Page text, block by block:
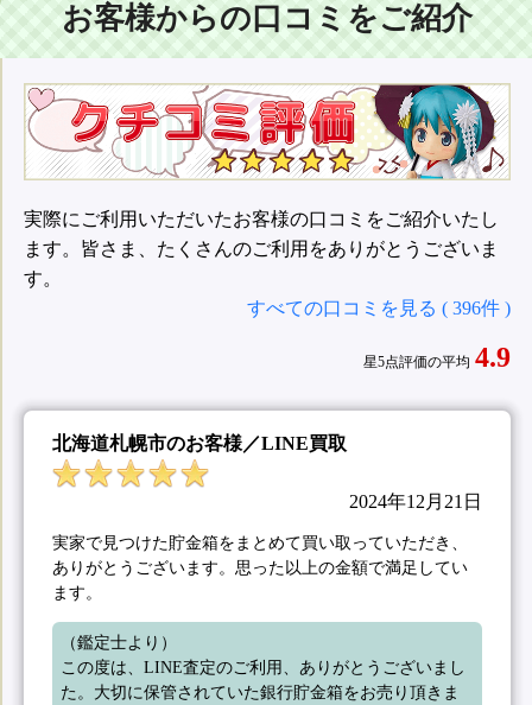
お客様からの口コミをご紹介
実際にご利用いただいたお客様の口コミをご紹介いたし
ます。皆さま、たくさんのご利用をありがとうございま
す。
すべての口コミを見る ( 396件 )
星5点評価の平均 4.9
北海道札幌市のお客様／LINE買取
2024年12月21日
実家で見つけた貯金箱をまとめて買い取っていただき、
ありがとうございます。思った以上の金額で満足してい
ます。
（鑑定士より）
この度は、LINE査定のご利用、ありがとうございまし
た。大切に保管されていた銀行貯金箱をお売り頂きま